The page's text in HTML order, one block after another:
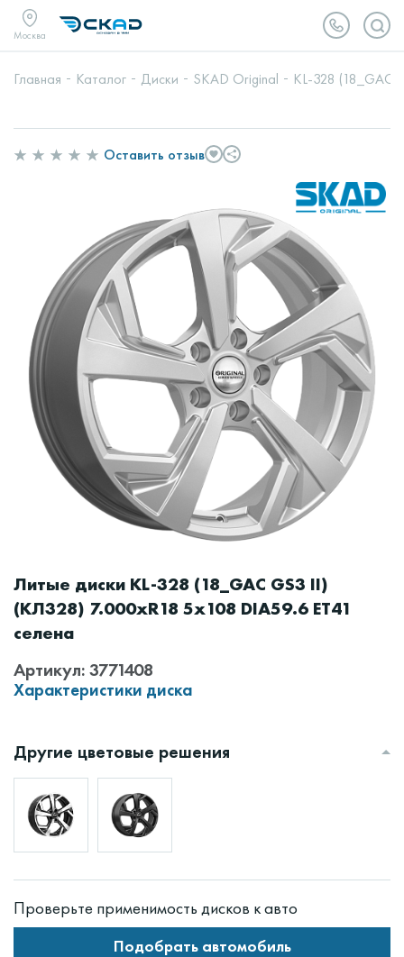
Москва
Главная Каталог Диски SKAD Original KL-328 (18_GAC
Оставить отзыв
Литые диски KL-328 (18_GAC GS3 II)
(КЛ328) 7.000xR18 5x108 DIA59.6 ET41
селена
Артикул: 3771408
Характеристики диска
Проверьте применимость дисков к авто
Подобрать автомобиль
Другие цветовые решения